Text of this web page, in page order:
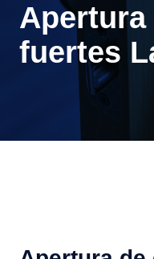
Apertura
fuertes